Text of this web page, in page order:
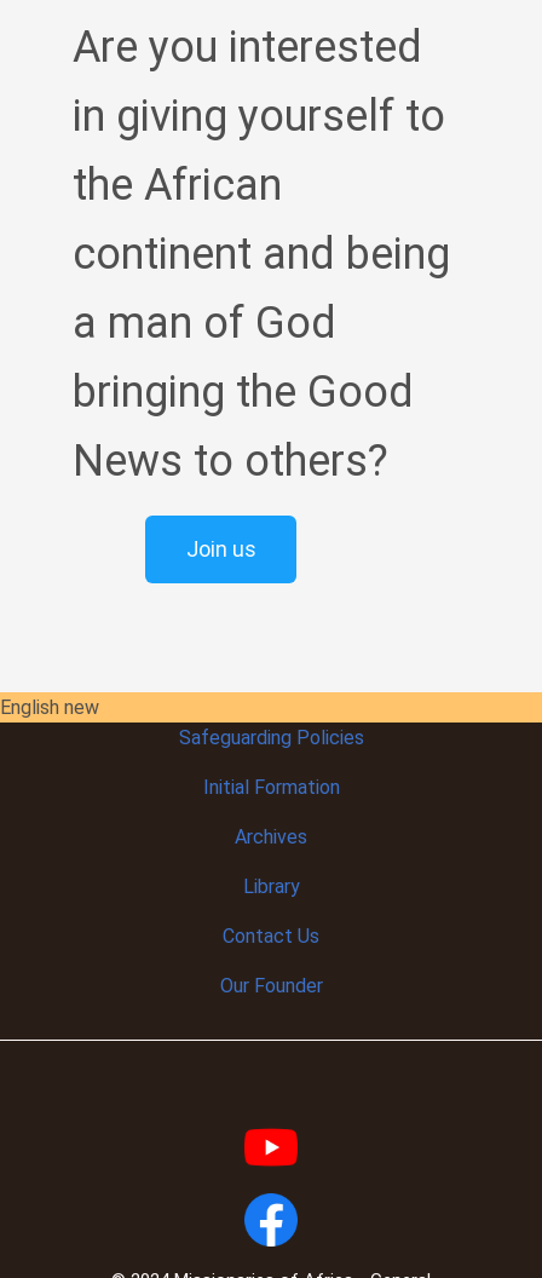
Are you interested
in giving yourself to
the African
continent and being
a man of God
bringing the Good
News to others?
Join us
English new
Safeguarding Policies
InitialFormation
Archives
Library
Contact Us
Our Founder